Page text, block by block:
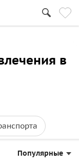
в
Популярные